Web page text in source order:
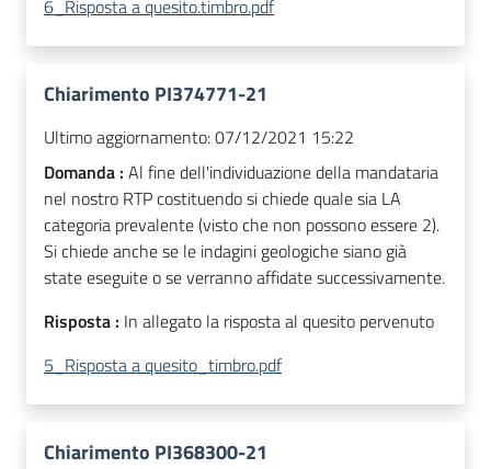
6_Risposta a quesito.timbro.pdf
Chiarimento PI374771-21
Ultimo aggiornamento:07/12/2021 15:22
Domanda : Al fine dell'individuazione della mandataria
nel nostro RTP costituendo si chiede quale sia LA
categoria prevalente (visto che non possono essere 2).
Si chiede anche se le indagini geologiche siano già
state eseguite o se verranno affidate successivamente.
Risposta : In allegato la risposta al quesito pervenuto
5_Risposta a quesito_timbro.pdf
Chiarimento PI368300-21